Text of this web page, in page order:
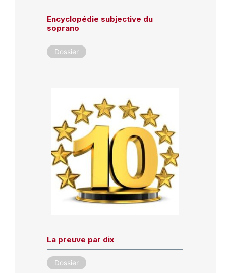
Encyclopédie subjective du
soprano
Dossier
La preuve par dix
Dossier